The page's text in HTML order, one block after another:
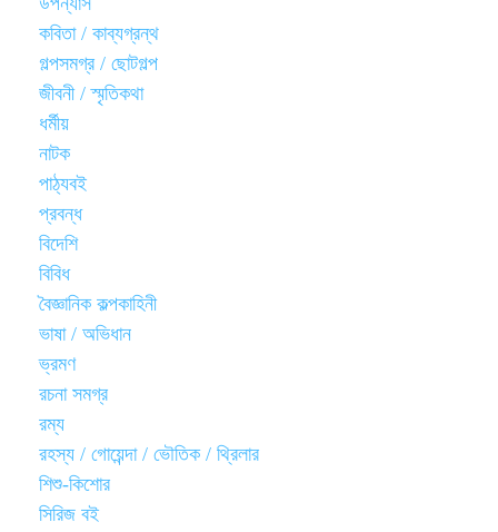
কবিতা / কাব্যগ্রন্থ
গল্পসমগ্র / ছোটগল্প
জীবনী / স্মৃতিকথা
ধর্মীয়
নাটক
পাঠ্যবই
প্রবন্ধ
বিদেশি
বিবিধ
বৈজ্ঞানিক কল্পকাহিনী
ভাষা / অভিধান
ভ্রমণ
রচনা সমগ্র
রম্য
রহস্য / গোয়েন্দা / ভৌতিক / থ্রিলার
শিশু-কিশোর
সিরিজ বই